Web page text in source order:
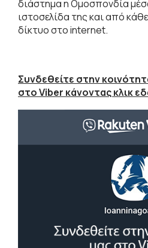
διάστημα η Ομοσπονδία
ιστοσελίδα της και από
δίκτυο στο internet.
Συνδεθείτε στην
στο Viber κάνοντας κλικ